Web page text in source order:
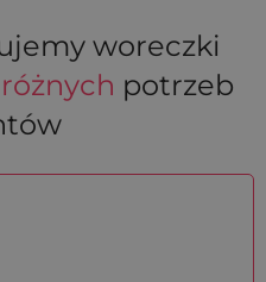
woreczki
różnych potrzeb